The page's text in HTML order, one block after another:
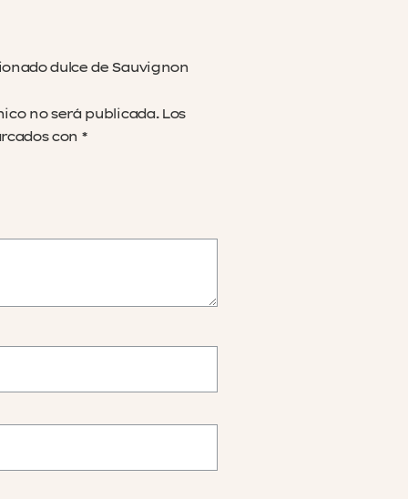
dulce de Sauvignon
no será publicada. Los
con *